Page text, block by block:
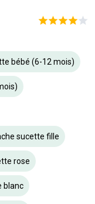
bébé (6-12 mois)
sucette fille
rose
blanc